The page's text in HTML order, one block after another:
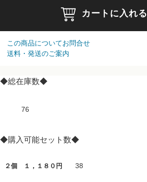
カートに入れる
この商品についてお問合せ
送料・発送のご案内
◆総在庫数◆
76
◆購入可能セット数◆
２個 １，１８０円 38